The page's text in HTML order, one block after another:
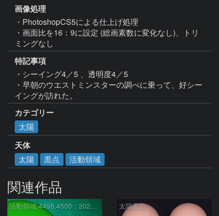
画像処理
・PhotoshopCS5による仕上げ処理
・画面比を16：9に設定 (総画素数に変化なし)、トリ
ミングなし
特記事項
・シーイング4／5 、透明度4／5
・早朝のウエストミンスターの調べに乗って、好シー
イングが訪れた。
カテゴリー
太陽
天体
太陽
黒点 活動領域
関連作品
活動領域 4498,4500：2026/08/08 太陽黒点